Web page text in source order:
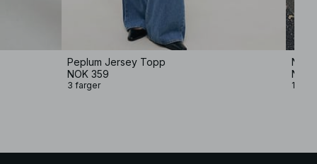
Peplum Jersey Topp
NOK 359
3 farger
NOK
1